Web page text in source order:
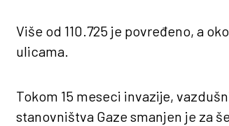
Više od 110.725 je povređeno, a
ulicama.
Tokom 15 meseci invazije,
stanovništva Gaze smanjen je za